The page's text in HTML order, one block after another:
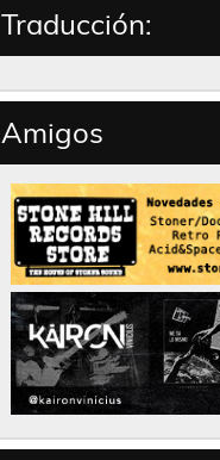
Traducción:
Amigos